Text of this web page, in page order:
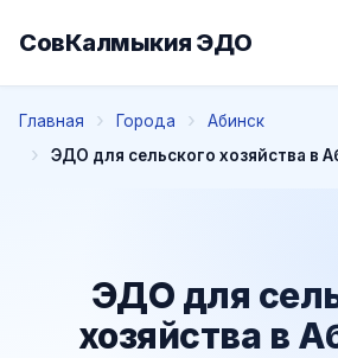
СовКалмыкия ЭДО
Главная Города
Абинск
ЭДО для сельского хозяйства в
ЭДО для
хозяйства в